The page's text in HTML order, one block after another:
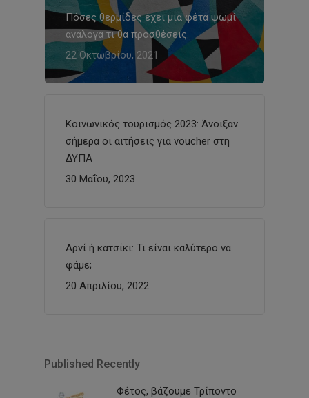
Πόσες θερμίδες έχει μια φέτα ψωμί
ανάλογα τι θα προσθέσεις
22 Οκτωβρίου, 2021
Κοινωνικός τουρισμός 2023: Άνοιξαν
σήμερα οι αιτήσεις για voucher στη
ΔΥΠΑ
30 Μαΐου, 2023
Αρνί ή κατσίκι: Τι είναι καλύτερο να
φάμε;
20 Απριλίου, 2022
Published Recently
Φέτος, βάζουμε Τρίποντο